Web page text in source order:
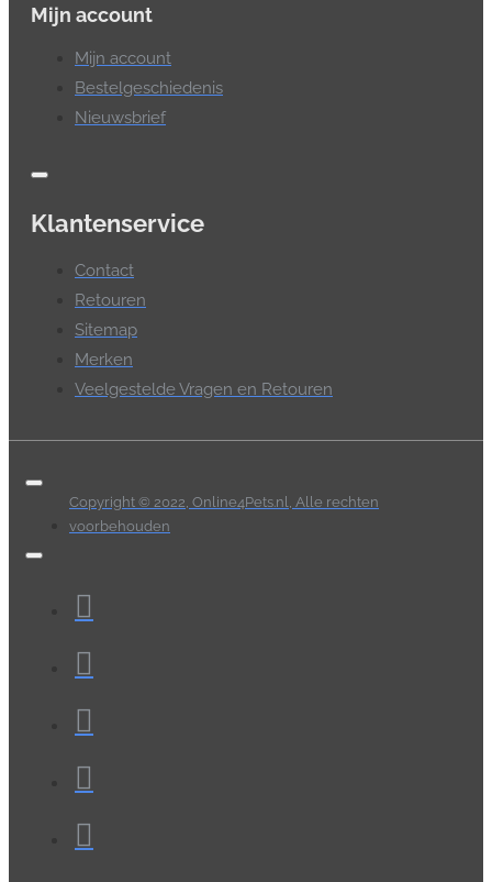
Mijn account
Mijn account
Bestelgeschiedenis
Nieuwsbrief
Klantenservice
Contact
Retouren
Sitemap
Merken
Veelgestelde Vragen en Retouren
Copyright © 2022, Online4Pets.nl, Alle rechten
voorbehouden